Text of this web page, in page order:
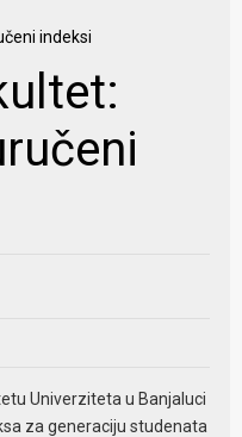
Univerziteta u Banjaluci
za generaciju studenata